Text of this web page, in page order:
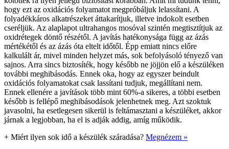
hogy ezt az oxidációs folyamatot megpróbáljuk lelassítani. A
folyadékkáros alkatrészeket áttakarítjuk, illetve indokolt esetben
cseréljük. Az alaplapot ultrahangos mosóval szintén megtisztítjuk az
oxidrétegek döntő részétől. A javítás hatékonysága függ az ázás
mértékétől és az ázás óta eltelt időtől. Épp emiatt nincs előre
kalkulált ár, mivel minden helyzet más, sok befolyásoló tényező van
sajnos. Arra sincs biztosíték, hogy később ne jöjjön elő a készüléken
további meghibásodás. Ennek oka, hogy az egyszer beindult
oxidációs folyamatokat csak lassítani tudjuk, megállítani nem.
Ennek ellenére a javítások több mint 60%-a sikeres, a többi esetben
később is fellépő meghibásodások jelenhetnek meg. Azt szoktuk
javasolni, ha esetlegesen sikerül is feltámasztani a készüléket, akkor
járnak a legjobban, ha el is adják addig, amíg működik.
+ Miért ilyen sok idő a készülék száradása? Megnézem »